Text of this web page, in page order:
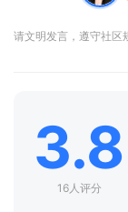
请文明发言，遵守社区
3.8
16人评分